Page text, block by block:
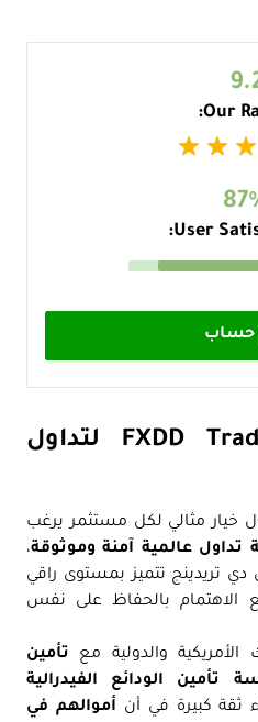
Our
User
حساب
تقييم شركة FXDD Trading لتداول
مثالي لكل مستثمر يرغب
تداول عالمية آمنة وموثوقة،
تريدينج تتميز بمستوى راقي
الاهتمام بالحفاظ على نفس
تأمين
الودائع الفيدرالية
ثقة كبيرة في أن أموالهم في